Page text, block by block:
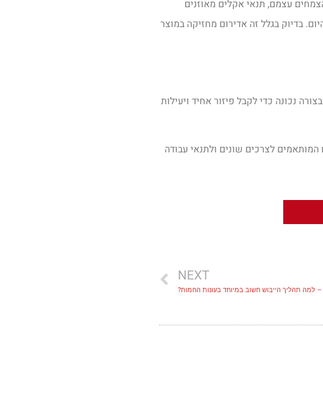
עצמם, תנאי אקלים מאוזנים
בדיוק בגלל זה אדירום מחזיקה במוצר
נכונה כדי לקבל פיזור אחיד ויעילות
לצרכים שונים ולתנאי עבודה
NEXT
– למה תהליך הייבוש חשוב במיוחד בעונות החמות?